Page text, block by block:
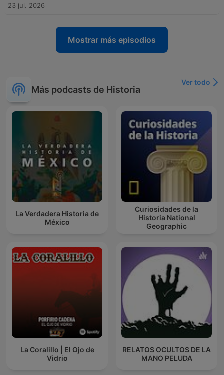
23 jul. 2026
Mostrar más episodios
Más podcasts de Historia
Ver todo
La Verdadera Historia de
México
Curiosidades de la
Historia National
Geographic
La Coralillo | El Ojo de
Vidrio
RELATOS OCULTOS DE LA
MANO PELUDA